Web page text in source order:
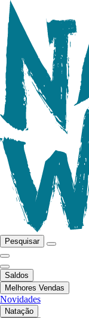
Pesquisar
Saldos
Melhores Vendas
Novidades
Natação